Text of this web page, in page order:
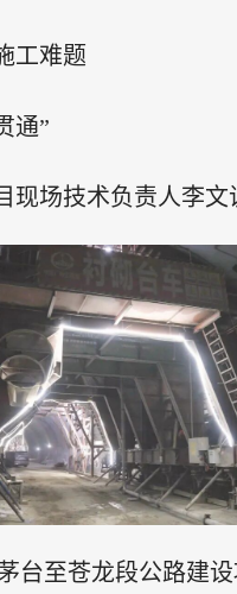
工难题
通”
现场技术负责人李文
台至苍龙段公路建设